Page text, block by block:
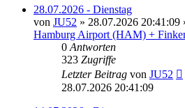
28.07.2026 - Dienstag
von JU52 » 28.07.2026 20:41:09
Hamburg Airport (HAM) +
0 Antworten
323 Zugriffe
Letzter Beitrag von JU52
28.07.2026 20:41:09